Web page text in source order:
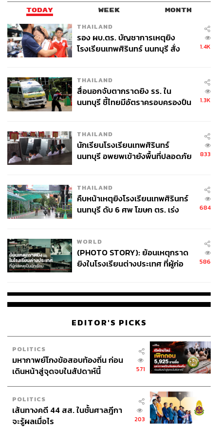
TAGS: Hong Kong Fashion Loro Piana
91
ABOUT THE AUTHOR
คริสตอฟเฟอร์ สเวนซัน
บรรณาธิการแฟชั่นและคัลเจอร์ต่างประเทศ
ประจำสำนักข่าว THE STANDARD
TODAY WEEK MONTH
THAILAND
รอง ผบ.ตร. บัญชาการเหตุยิง
โรงเรียนเทพศิรินทร์ นนทบุรี สั่ง
1.4K
THAILAND
สื่อนอกจับตากราดยิง รร. ใน
นนทบุรี ชี้ไทยมีอัตราครอบครองปืน
1.3K
THAILAND
นักเรียนโรงเรียนเทพศิรินทร์
นนทบุรี อพยพเข้ายังพื้นที่ปลอดภัย
833
THAILAND
คืบหน้าเหตุยิงโรงเรียนเทพศิรินทร์
นนทบุรี ดับ 6 ศพ โฆษก ตร. เร่ง
684
WORLD
(PHOTO STORY): ย้อนเหตุกราด
ยิงในโรงเรียนต่างประเทศ ที่ผู้ก่อ
586
EDITOR'S PICKS
POLITICS
มหากาพย์โกงข้อสอบท้องถิ่น ก่อน
เดินหน้าสู่จุดจบในสัปดาห์นี้
571
POLITICS
เส้นทางคดี 44 สส. ในชั้นศาลฎีกา
จะรู้ผลเมื่อไร
203